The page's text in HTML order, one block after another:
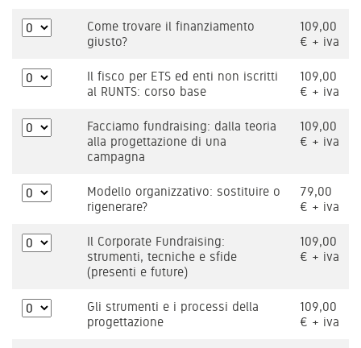
Come trovare il finanziamento
giusto?
109,00
€ + iva
Il fisco per ETS ed enti non iscritti
al RUNTS: corso base
109,00
€ + iva
Facciamo fundraising: dalla teoria
alla progettazione di una
campagna
109,00
€ + iva
Modello organizzativo: sostituire o
rigenerare?
79,00
€ + iva
Il Corporate Fundraising:
strumenti, tecniche e sfide
(presenti e future)
109,00
€ + iva
Gli strumenti e i processi della
progettazione
109,00
€ + iva